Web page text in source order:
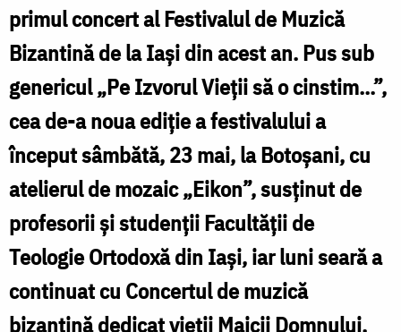
primul concert al Festivalul de Muzică
Bizantină de la Iași din acest an. Pus sub
genericul „Pe Izvorul Vieții să o cinstim...”,
cea de-a noua ediție a festivalului a
început sâmbătă, 23 mai, la Botoșani, cu
atelierul de mozaic „Eikon”, susținut de
profesorii și studenții Facultății de
Teologie Ortodoxă din Iași, iar luni seară a
continuat cu Concertul de muzică
bizantină dedicat vieții Maicii Domnului.